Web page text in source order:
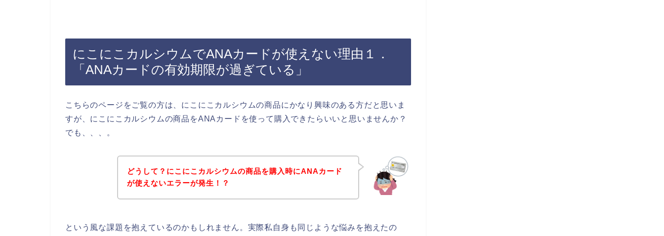
にこにこカルシウムでANAカードが使えない理由１．
「ANAカードの有効期限が過ぎている」
こちらのページをご覧の方は、にこにこカルシウムの商品にかなり興味のある方だと思いま
すが、にこにこカルシウムの商品をANAカードを使って購入できたらいいと思いませんか？
でも、、、。
どうして？にこにこカルシウムの商品を購入時にANAカード
が使えないエラーが発生！？
という風な課題を抱えているのかもしれません。実際私自身も同じような悩みを抱えたの